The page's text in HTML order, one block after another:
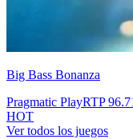
Big Bass Bonanza
Pragmatic PlayRTP
HOT
Ver todos los juegos